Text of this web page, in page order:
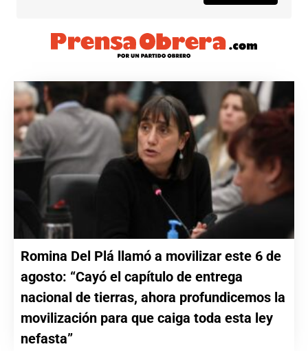
Romina Del Plá llamó a movilizar este 6 de
agosto: “Cayó el capítulo de entrega
nacional de tierras, ahora profundicemos la
movilización para que caiga toda esta ley
nefasta”